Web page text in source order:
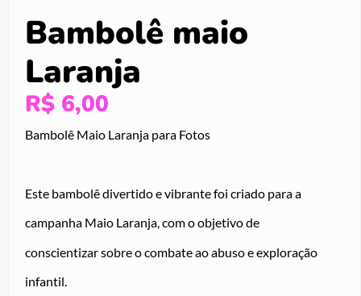
Bambolê maio
Laranja
R$ 6,00
Bambolê Maio Laranja para Fotos
Este bambolê divertido e vibrante foi criado para a
campanha Maio Laranja, com o objetivo de
conscientizar sobre o combate ao abuso e exploração
infantil.